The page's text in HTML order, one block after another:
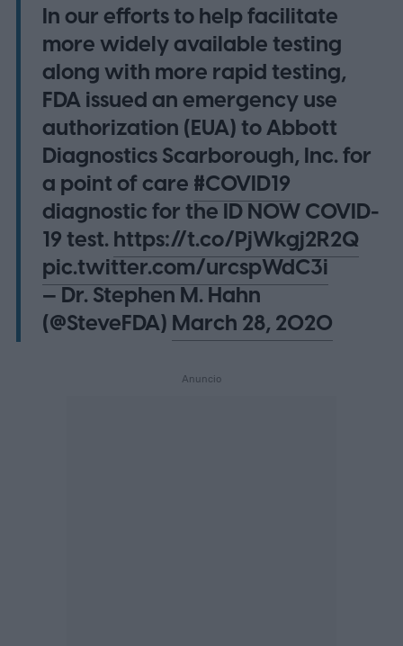
In our efforts to help facilitate
more widely available testing
along with more rapid testing,
FDA issued an emergency use
authorization (EUA) to Abbott
Diagnostics Scarborough, Inc. for
a point of care #COVID19
diagnostic for the ID NOW COVID-
19 test.https://t.co/PjWkgj2R2Q
pic.twitter.com/urcspWdC3i
— Dr. Stephen M. Hahn
(@SteveFDA) March 28, 2020